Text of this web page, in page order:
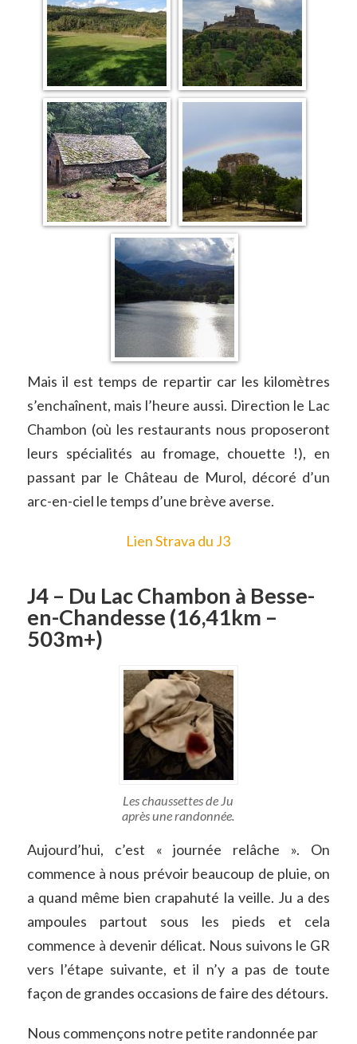
Mais il est temps de repartir car les kilomètres
s’enchaînent, mais l’heure aussi. Direction le Lac
Chambon (où les restaurants nous proposeront
leurs spécialités au fromage, chouette !), en
passant par le Château de Murol, décoré d’un
arc-en-ciel le temps d’une brève averse.
Lien Strava du J3
J4 – Du Lac Chambon à Besse-
en-Chandesse (16,41km –
503m+)
Les chaussettes de Ju
après une randonnée.
Aujourd’hui, c’est « journée relâche ». On
commence à nous prévoir beaucoup de pluie, on
a quand même bien crapahuté la veille. Ju a des
ampoules partout sous les pieds et cela
commence à devenir délicat. Nous suivons le GR
vers l’étape suivante, et il n’y a pas de toute
façon de grandes occasions de faire des détours.
Nous commençons notre petite randonnée par